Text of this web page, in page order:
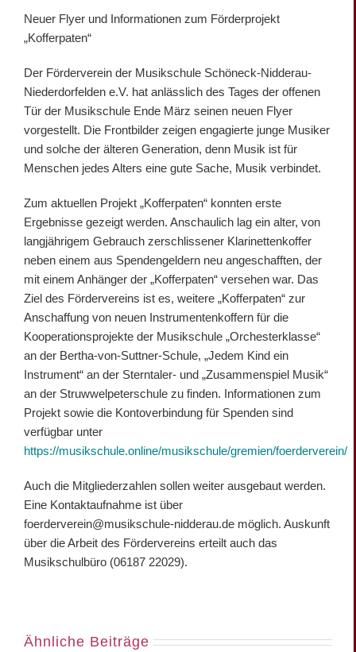
Neuer Flyer und Informationen zum Förderprojekt
„Kofferpaten“
Der Förderverein der Musikschule Schöneck-Nidderau-
Niederdorfelden e.V. hat anlässlich des Tages der offenen
Tür der Musikschule Ende März seinen neuen Flyer
vorgestellt. Die Frontbilder zeigen engagierte junge Musiker
und solche der älteren Generation, denn Musik ist für
Menschen jedes Alters eine gute Sache, Musik verbindet.
Zum aktuellen Projekt „Kofferpaten“ konnten erste
Ergebnisse gezeigt werden. Anschaulich lag ein alter, von
langjährigem Gebrauch zerschlissener Klarinettenkoffer
neben einem aus Spendengeldern neu angeschafften, der
mit einem Anhänger der „Kofferpaten“ versehen war. Das
Ziel des Fördervereins ist es, weitere „Kofferpaten“ zur
Anschaffung von neuen Instrumentenkoffern für die
Kooperationsprojekte der Musikschule „Orchesterklasse“
an der Bertha-von-Suttner-Schule, „Jedem Kind ein
Instrument“ an der Sterntaler- und „Zusammenspiel Musik“
an der Struwwelpeterschule zu finden. Informationen zum
Projekt sowie die Kontoverbindung für Spenden sind
verfügbar unter
https://musikschule.online/musikschule/gremien/foerderverein/
Auch die Mitgliederzahlen sollen weiter ausgebaut werden.
Eine Kontaktaufnahme ist über
foerderverein@musikschule-nidderau.de möglich. Auskunft
über die Arbeit des Fördervereins erteilt auch das
Musikschulbüro (06187 22029).
Ähnliche Beiträge